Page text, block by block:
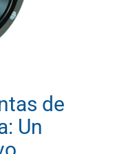
de
Un